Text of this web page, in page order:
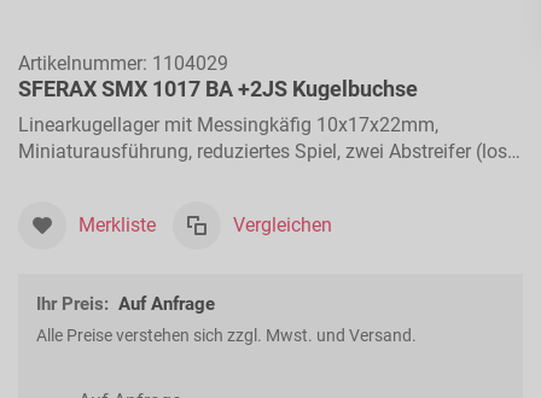
Artikelnummer: 1104029
SFERAX SMX 1017 BA +2JS Kugelbuchse
Linearkugellager mit Messingkäfig 10x17x22mm,
Miniaturausführung, reduziertes Spiel, zwei Abstreifer (lose
Merkliste Vergleichen
Ihr Preis: Auf Anfrage
Alle Preise verstehen sich zzgl. Mwst. und Versand.